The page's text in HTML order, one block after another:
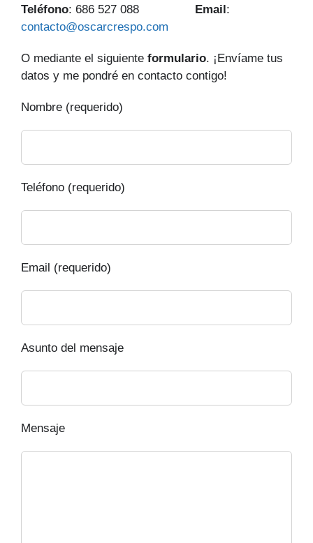
Teléfono: 686 527 088 Email :
contacto@oscarcrespo.com
O mediante el siguiente formulario. ¡Envíame tus
datos y me pondré en contacto contigo!
Nombre (requerido)
Teléfono (requerido)
Email (requerido)
Asunto del mensaje
Mensaje